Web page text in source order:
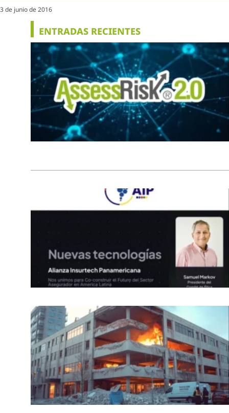
3 de junio de 2016
ENTRADAS RECIENTES